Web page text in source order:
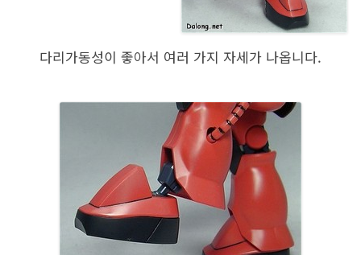
다리가동성이 좋아서 여러 가지 자세가 나옵니다.